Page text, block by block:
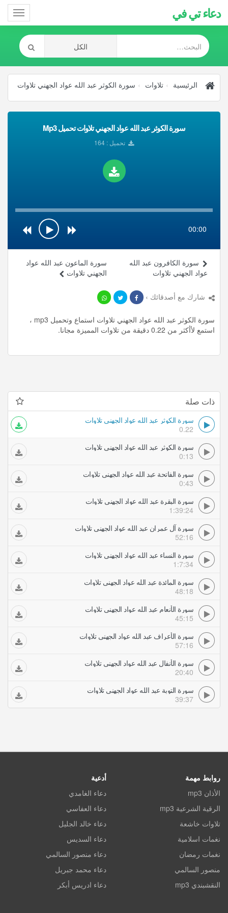
دعاء تي في
الرئيسية تلاوات سورة الكوثر عبد الله عواد الجهني تلاوات
سورة الكوثر عبد الله عواد الجهني تلاوات تحميل Mp3
تحميل : 164
00:00
سورة الماعون عبد الله عواد
الجهني تلاوات
سورة الكافرون عبد الله
عواد الجهني تلاوات
شارك مع أصدقائك ›
سورة الكوثر عبد الله عواد الجهني تلاوات استماع وتحميل mp3 ،
استمع لأأكثر من 0.22 دقيقة من تلاوات المميزة مجانا.
ذات صلة
سورة الكوثر عبد الله عواد الجهني تلاوات
0.22
سورة الكوثر عبد الله عواد الجهني تلاوات
0:13
سورة الفاتحة عبد الله عواد الجهني تلاوات
0:43
سورة البقرة عبد الله عواد الجهني تلاوات
1:39:24
سورة آل عمران عبد الله عواد الجهني تلاوات
52:16
سورة النساء عبد الله عواد الجهني تلاوات
1:7:34
سورة المائدة عبد الله عواد الجهني تلاوات
48:18
سورة الأنعام عبد الله عواد الجهني تلاوات
45:15
سورة الأعراف عبد الله عواد الجهني تلاوات
57:16
سورة الأنفال عبد الله عواد الجهني تلاوات
20:40
سورة التوبة عبد الله عواد الجهني تلاوات
39:37
روابط مهمة
الأذان mp3
الرقية الشرعية mp3
تلاوات خاشعة
نغمات اسلامية
نغمات رمضان
منصور السالمي
النقشبندي mp3
أدعية
دعاء الغامدي
دعاء العفاسي
دعاء خالد الجليل
دعاء السديس
دعاء منصور السالمي
دعاء محمد جبريل
دعاء ادريس أبكر